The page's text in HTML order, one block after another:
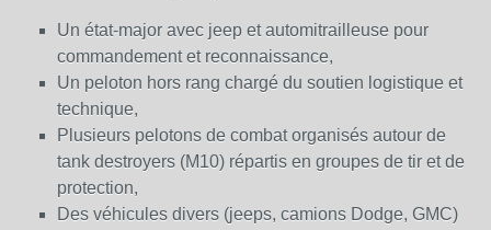
Un état-major avec jeep et automitrailleuse pour
commandement et reconnaissance,
Un peloton hors rang chargé du soutien logistique et
technique,
Plusieurs pelotons de combat organisés autour de
tank destroyers (M10) répartis en groupes de tir et de
protection,
Des véhicules divers (jeeps, camions Dodge, GMC)